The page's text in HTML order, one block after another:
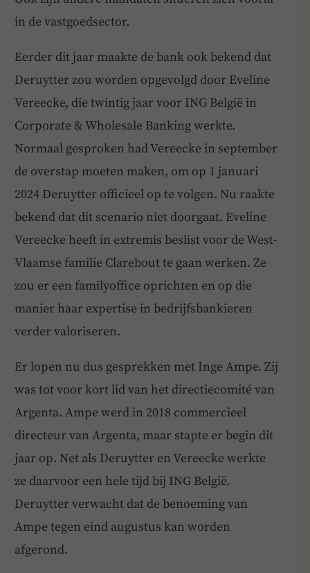
in de vastgoedsector.
Eerder dit jaar maakte de bank ook bekend dat
Deruytter zou worden opgevolgd door Eveline
Vereecke, die twintig jaar voor ING België in
Corporate & Wholesale Banking werkte.
Normaal gesproken had Vereecke in september
de overstap moeten maken, om op 1 januari
2024 Deruytter officieel op te volgen. Nu raakte
bekend dat dit scenario niet doorgaat. Eveline
Vereecke heeft in extremis beslist voor de West-
Vlaamse familie Clarebout te gaan werken. Ze
zou er een familyoffice oprichten en op die
manier haar expertise in bedrijfsbankieren
verder valoriseren.
Er lopen nu dus gesprekken met Inge Ampe. Zij
was tot voor kort lid van het directiecomité van
Argenta. Ampe werd in 2018 commercieel
directeur van Argenta, maar stapte er begin dit
jaar op. Net als Deruytter en Vereecke werkte
ze daarvoor een hele tijd bij ING België.
Deruytter verwacht dat de benoeming van
Ampe tegen eind augustus kan worden
afgerond.
BoardBuddy
Hey! Heb je een vraag over goed bestuur? Stel
ze gerust!